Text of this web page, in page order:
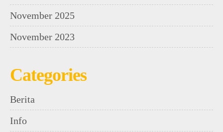
November 2025
November 2023
Categories
Berita
Info